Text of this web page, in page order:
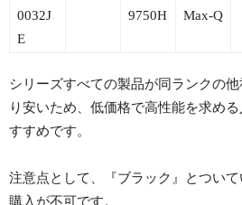
0032J
E
9750H
Max-Q
シリーズすべての製品が同ランクの
り安いため、低価格で高性能を求め
すすめです。
注意点として、『ブラック』とつい
購入が不可です。